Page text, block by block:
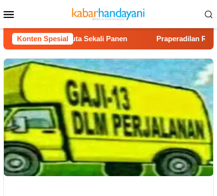
ke
kontenMobile
Konten Spesial
Rp40 Juta Sekali Panen Praperadilan Raudi